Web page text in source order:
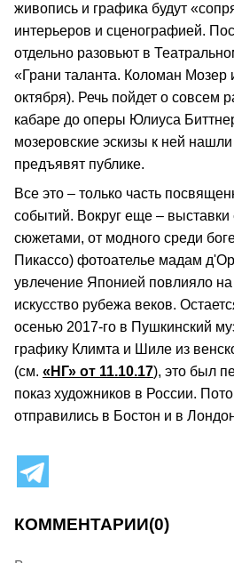
живопись и графика будут
интерьеров и сценографией.
отдельно разовьют в
«Грани таланта. Коломан Мозер
октября). Речь пойдет о совсем
кабаре до оперы Юлиуса
мозеровские эскизы к ней
предъявят публике.
Все это – только часть
событий. Вокруг еще –
сюжетами, от модного среди
Пикассо) фотоателье мадам
увлечение Японией повлияло
искусство рубежа веков.
осенью 2017-го в Пушкинский
графику Климта и Шиле из
(см. «НГ» от 11.10.17), это был
показ художников в России.
отправились в Бостон и в
КОММЕНТАРИИ(0)